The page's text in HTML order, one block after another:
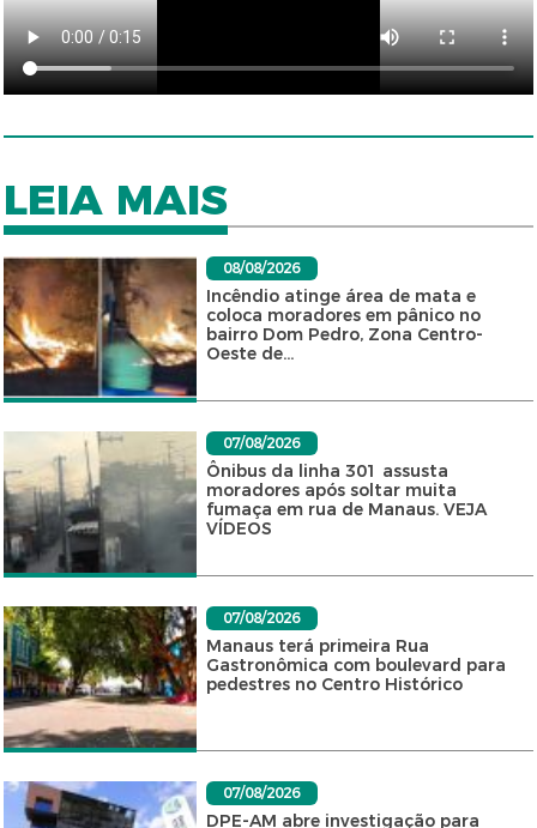
LEIA MAIS
08/08/2026
Incêndio atinge área de mata e
coloca moradores em pânico no
bairro Dom Pedro, Zona Centro-
Oeste de...
07/08/2026
Ônibus da linha 301 assusta
moradores após soltar muita
fumaça em rua de Manaus. VEJA
VÍDEOS
07/08/2026
Manaus terá primeira Rua
Gastronômica com boulevard para
pedestres no Centro Histórico
07/08/2026
DPE-AM abre investigação para